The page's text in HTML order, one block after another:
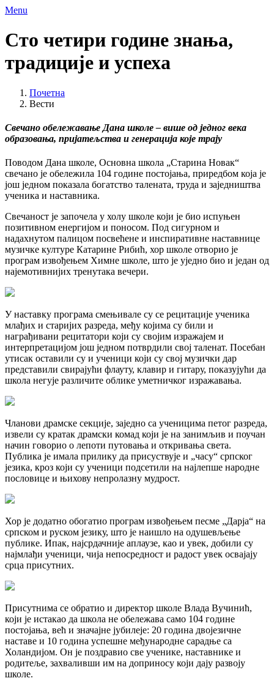
Menu
Сто четири године знања,
традиције и успеха
Почетна
Вести
Свечано обележавање Дана школе – више од једног века
образовања, пријатељства и генерација које трају
Поводом Дана школе, Основна школа „Старина Новак“
свечано је обележила 104 године постојања, приредбом која је
још једном показала богатство талената, труда и заједништва
ученика и наставника.
Свечаност је започела у холу школе који је био испуњен
позитивном енергијом и поносом. Под сигурном и
надахнутом палицом посвећене и инспиративне наставнице
музичке културе Катарине Рибић, хор школе отворио је
програм извођењем Химне школе, што је уједно био и један од
најемотивнијих тренутака вечери.
У наставку програма смењивале су се рецитације ученика
млађих и старијих разреда, међу којима су били и
награђивани рецитатори који су својим изражајем и
интерпретацијом још једном потврдили свој таленат. Посебан
утисак оставили су и ученици који су свој музички дар
представили свирајући флауту, клавир и гитару, показујући да
школа негује различите облике уметничког изражавања.
Чланови драмске секције, заједно са ученицима петог разреда,
извели су кратак драмски комад који је на занимљив и поучан
начин говорио о лепоти путовања и откривања света.
Публика је имала прилику да присуствује и „часу“ српског
језика, кроз који су ученици подсетили на најлепше народне
пословице и њихову непролазну мудрост.
Хор је додатно обогатио програм извођењем песме „Дарја“ на
српском и руском језику, што је наишло на одушевљење
публике. Ипак, најсрдачније аплаузе, као и увек, добили су
најмлађи ученици, чија непосредност и радост увек освајају
срца присутних.
Присутнима се обратио и директор школе Влада Вучинић,
који је истакао да школа не обележава само 104 године
постојања, већ и значајне јубилеје: 20 година двојезичне
наставе и 10 година успешне међународне сарадње са
Холандијом. Он је поздравио све ученике, наставнике и
родитеље, захваливши им на доприносу који дају развоју
школе.